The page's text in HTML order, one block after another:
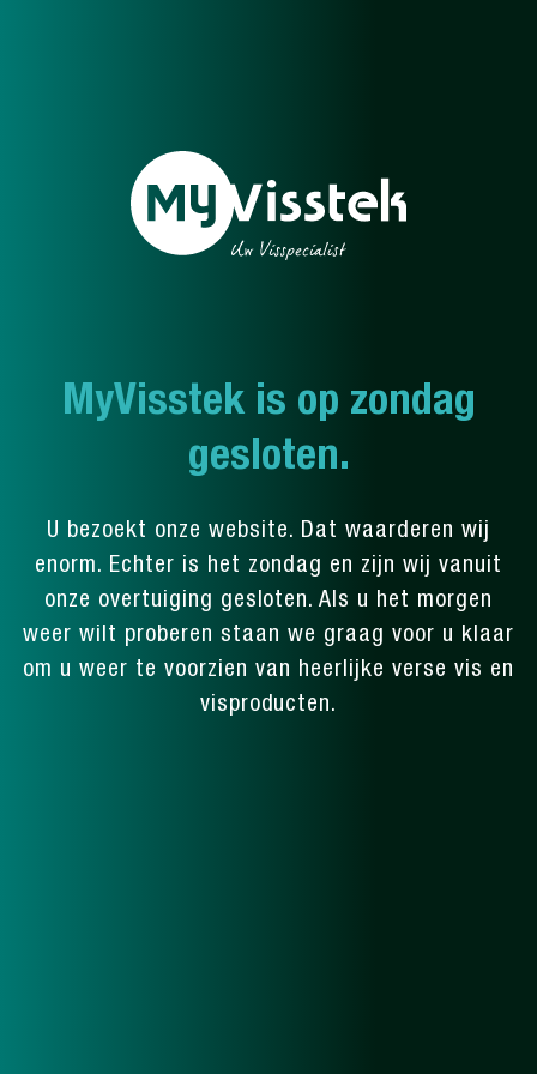
MyVisstek is op zondag
gesloten.
U bezoekt onze website. Dat waarderen wij
enorm. Echter is het zondag en zijn wij vanuit
onze overtuiging gesloten. Als u het morgen
weer wilt proberen staan we graag voor u klaar
om u weer te voorzien van heerlijke verse vis en
visproducten.